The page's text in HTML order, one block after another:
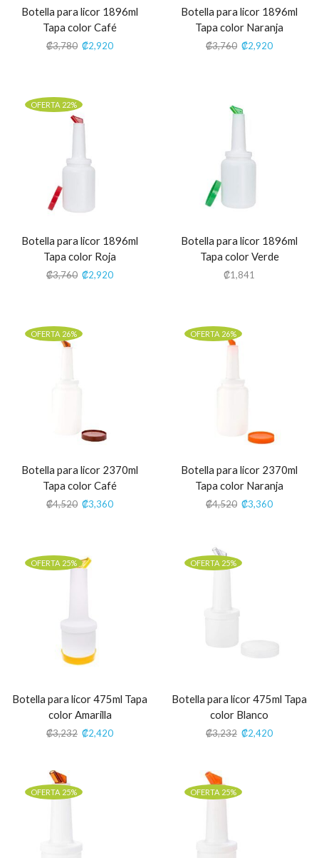
Botella para licor 1896ml
Tapa color Café
₡3,780 ₡2,920
Botella para licor 1896ml
Tapa color Naranja
₡3,760 ₡2,920
OFERTA 22%
Botella para licor 1896ml
Tapa color Roja
₡3,760 ₡2,920
Botella para licor 1896ml
Tapa color Verde
₡1,841
OFERTA 26%
Botella para licor 2370ml
Tapa color Café
₡4,520 ₡3,360
OFERTA 26%
Botella para licor 2370ml
Tapa color Naranja
₡4,520 ₡3,360
OFERTA 25%
Botella para licor 475ml Tapa
color Amarilla
₡3,232 ₡2,420
OFERTA 25%
Botella para licor 475ml Tapa
color Blanco
₡3,232 ₡2,420
OFERTA 25% OFERTA 25%